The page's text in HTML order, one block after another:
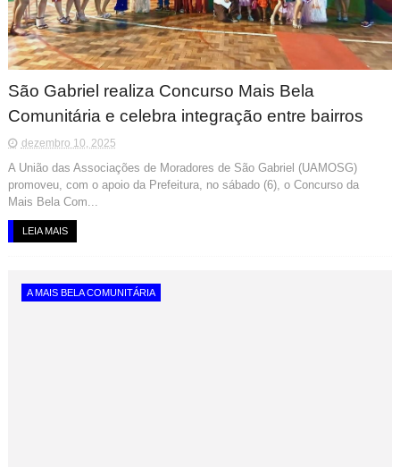
São Gabriel realiza Concurso Mais Bela
Comunitária e celebra integração entre bairros
dezembro 10, 2025
A União das Associações de Moradores de São Gabriel (UAMOSG)
promoveu, com o apoio da Prefeitura, no sábado (6), o Concurso da
Mais Bela Com...
LEIA MAIS
A MAIS BELA COMUNITÁRIA